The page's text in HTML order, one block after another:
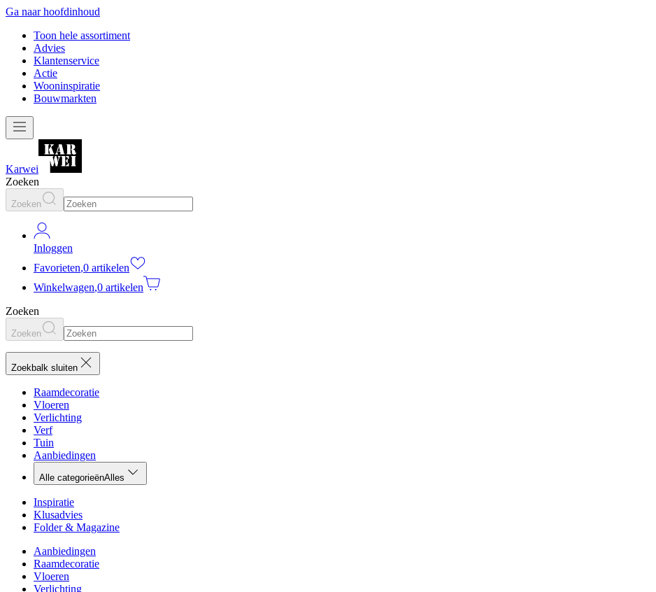
Ga naar hoofdinhoud
Toon hele assortiment
Advies
Klantenservice
Actie
Wooninspiratie
Bouwmarkten
Karwei
Zoeken
Zoeken
Inloggen
Favorieten,0 artikelen
Winkelwagen,0 artikelen
Zoeken
Zoeken
Zoekbalk sluiten
Raamdecoratie
Vloeren
Verlichting
Verf
Tuin
Aanbiedingen
Alle categorieënAlles
Inspiratie
Klusadvies
Folder & Magazine
Aanbiedingen
Raamdecoratie
Vloeren
Verlichting